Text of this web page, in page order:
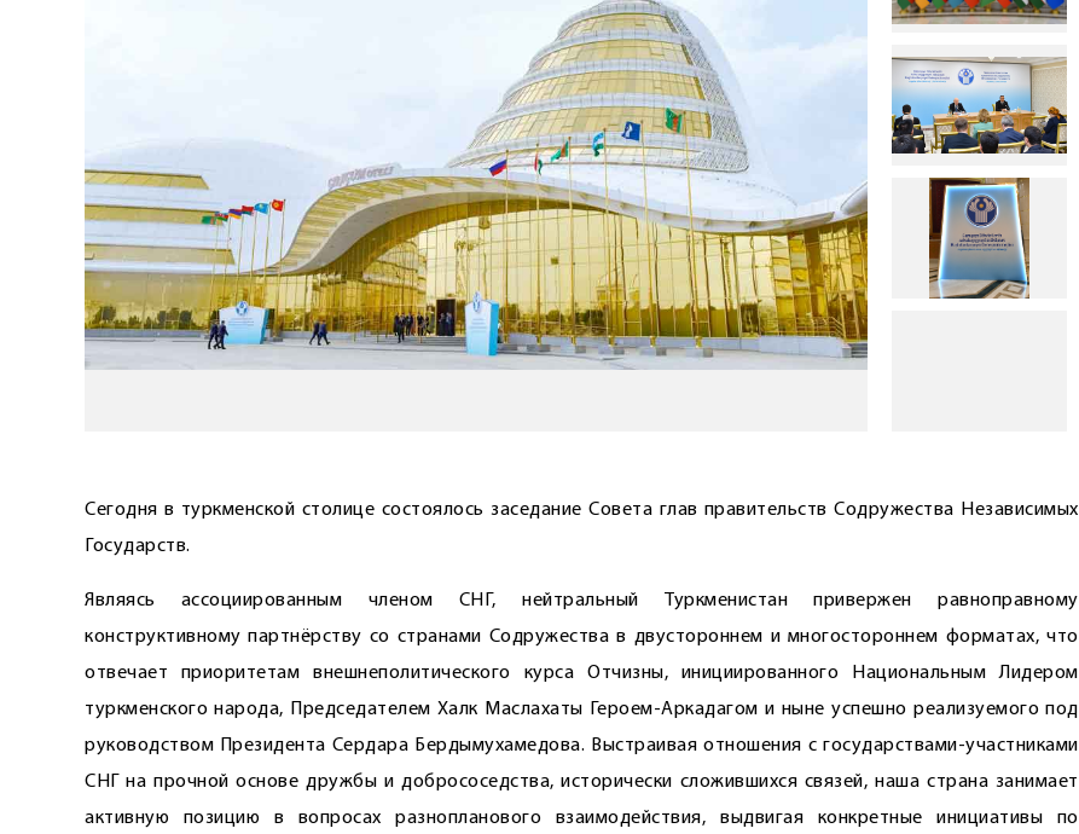
Сегодня в турк­менской столице состоялось заседание Совета глав правительств ­Содружества Независимых
Государств.
Являясь ассоциированным членом СНГ, нейтральный Туркменистан привержен равноправному
конструктивному партнёрству со странами Содружества в двустороннем и многостороннем форматах, что
отвечает приоритетам внешнеполитического курса Отчизны, инициированного Национальным Лидером
туркменского народа, Председателем Халк Маслахаты Героем-­Аркадагом и ныне успешно реализуемого под
руководством Президента Сердара Бердымухамедова. Выстраивая отношения с государствами-участниками
СНГ на прочной основе дружбы и добрососедства, исторически сложившихся связей, наша страна занимает
активную позицию в вопросах разнопланового взаимодействия, выдвигая конкретные инициативы по